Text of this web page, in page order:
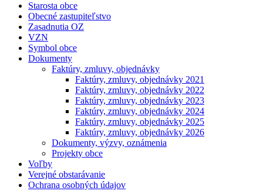
Starosta obce
Obecné zastupiteľstvo
Zasadnutia OZ
VZN
Symbol obce
Dokumenty
Faktúry, zmluvy, objednávky
Faktúry, zmluvy, objednávky 2021
Faktúry, zmluvy, objednávky 2022
Faktúry, zmluvy, objednávky 2023
Faktúry, zmluvy, objednávky 2024
Faktúry, zmluvy, objednávky 2025
Faktúry, zmluvy, objednávky 2026
Dokumenty, výzvy, oznámenia
Projekty obce
Voľby
Verejné obstarávanie
Ochrana osobných údajov